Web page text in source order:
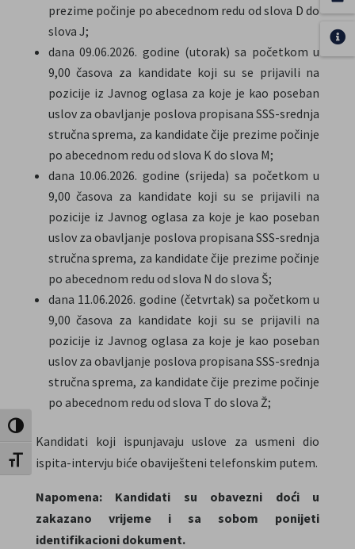
Uključi / isključi visoki kontrast
Uključi / isključi veličinu fonta
prezime počinje po abecednom redu od slova D do
slova J;
dana 09.06.2026. godine (utorak) sa početkom u
9,00 časova za kandidate koji su se prijavili na
pozicije iz Javnog oglasa za koje je kao poseban
uslov za obavljanje poslova propisana SSS-srednja
stručna sprema, za kandidate čije prezime počinje
po abecednom redu od slova K do slova M;
dana 10.06.2026. godine (srijeda) sa početkom u
9,00 časova za kandidate koji su se prijavili na
pozicije iz Javnog oglasa za koje je kao poseban
uslov za obavljanje poslova propisana SSS-srednja
stručna sprema, za kandidate čije prezime počinje
po abecednom redu od slova N do slova Š;
dana 11.06.2026. godine (četvrtak) sa početkom u
9,00 časova za kandidate koji su se prijavili na
pozicije iz Javnog oglasa za koje je kao poseban
uslov za obavljanje poslova propisana SSS-srednja
stručna sprema, za kandidate čije prezime počinje
po abecednom redu od slova T do slova Ž;
Kandidati koji ispunjavaju uslove za usmeni dio
ispita-intervju biće obaviješteni telefonskim putem.
Napomena: Kandidati su obavezni doći u
zakazano vrijeme i sa sobom ponijeti
identifikacioni dokument.